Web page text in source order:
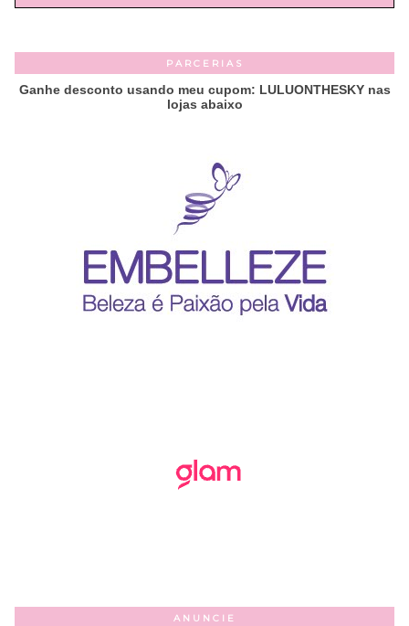
PARCERIAS
Ganhe desconto usando meu cupom: LULUONTHESKY nas
lojas abaixo
ANUNCIE